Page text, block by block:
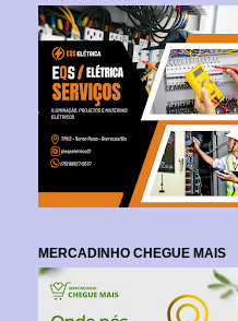
MERCADINHO CHEGUE MAIS